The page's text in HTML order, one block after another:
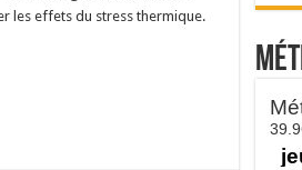
les effets du stress thermique.